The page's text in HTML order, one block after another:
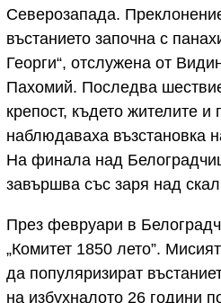
Северозапада.
въстанието започна с
Георги“, отслужена от
Пахомий. Последва
крепост, където жителите и
наблюдаваха възстановка
На финала над
завършва със заря над
През февруари в
„Комитет 1850 лето”.
да популяризират
на избухналото 26 години